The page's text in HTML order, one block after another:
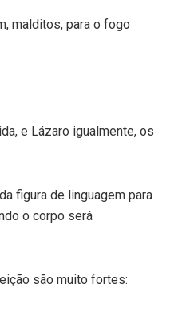
malditos, para o fogo
e Lázaro igualmente, os
figura de linguagem para
o corpo será
são muito fortes: